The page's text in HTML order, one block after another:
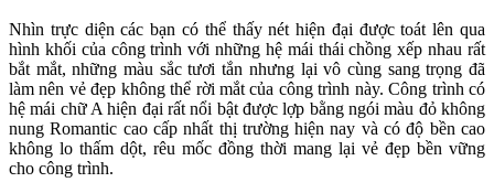
Nhìn trực diện các bạn có thể thấy nét hiện đại được toát lên qua
hình khối của công trình với những hệ mái thái chồng xếp nhau rất
bắt mắt, những màu sắc tươi tắn nhưng lại vô cùng sang trọng đã
làm nên vẻ đẹp không thể rời mắt của công trình này. ​Công trình có
hệ mái chữ A hiện đại rất nổi bật được lợp bằng ngói màu đỏ không
nung Romantic cao cấp nhất thị trường hiện nay và có độ bền cao
không lo thấm dột, rêu mốc đồng thời mang lại vẻ đẹp bền vững
cho công trình.